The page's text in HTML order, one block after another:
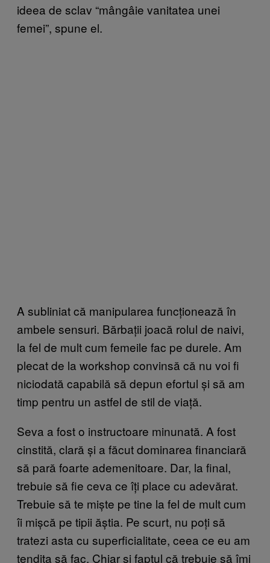
ideea de sclav “mângâie vanitatea unei
femei”, spune el.
A subliniat că manipularea funcționează în
ambele sensuri. Bărbații joacă rolul de naivi,
la fel de mult cum femeile fac pe durele. Am
plecat de la workshop convinsă că nu voi fi
niciodată capabilă să depun efortul și să am
timp pentru un astfel de stil de viață.
Seva a fost o instructoare minunată. A fost
cinstită, clară și a făcut dominarea financiară
să pară foarte ademenitoare. Dar, la final,
trebuie să fie ceva ce îți place cu adevărat.
Trebuie să te miște pe tine la fel de mult cum
îi mișcă pe tipii ăștia. Pe scurt, nu poți să
tratezi asta cu superficialitate, ceea ce eu am
tendița să fac. Chiar și faptul că trebuie să îmi